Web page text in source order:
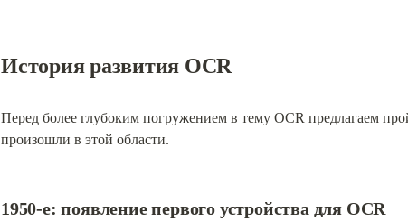
История развития OCR
Перед более глубоким погружением в тему OCR предлагаем
произошли в этой области.
1950-е: появление первого устройства для OCR